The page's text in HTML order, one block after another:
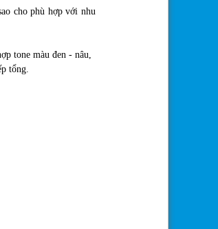
cho phù hợp với nhu
tone màu đen - nâu,
tổng.